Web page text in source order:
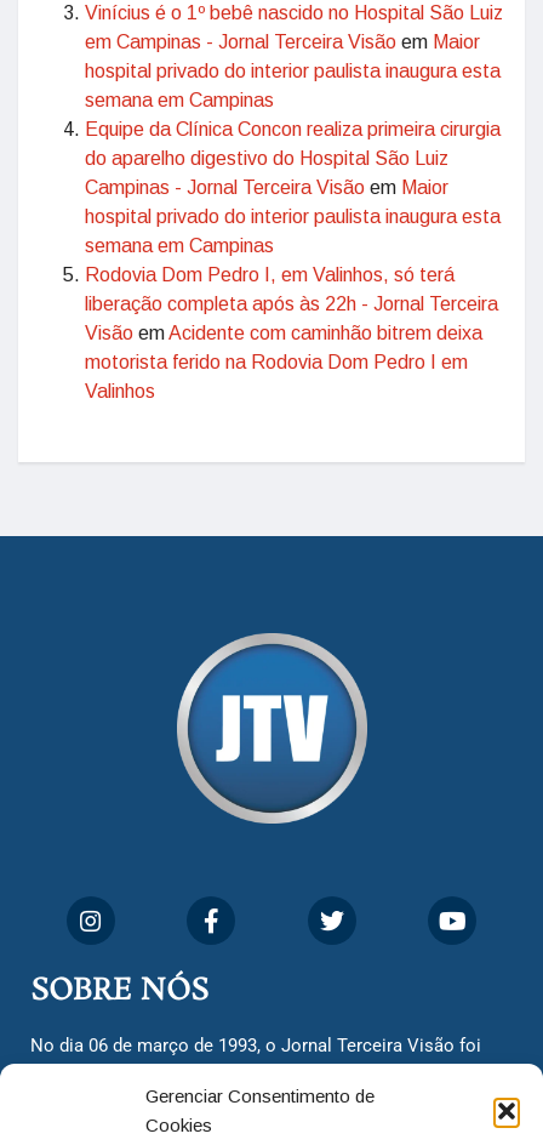
Gerenciar Consentimento de
Cookies
Vinícius é o 1º bebê nascido no Hospital São Luiz
em Campinas - Jornal Terceira Visão em Maior
hospital privado do interior paulista inaugura esta
semana em Campinas
Equipe da Clínica Concon realiza primeira cirurgia
do aparelho digestivo do Hospital São Luiz
Campinas - Jornal Terceira Visão em Maior
hospital privado do interior paulista inaugura esta
semana em Campinas
Rodovia Dom Pedro I, em Valinhos, só terá
liberação completa após às 22h - Jornal Terceira
Visão emAcidente com caminhão bitrem deixa
motorista ferido na Rodovia Dom Pedro I em
Valinhos
SOBRE NÓS
No dia 06 de março de 1993, o Jornal Terceira Visão foi
cidadãos valinhenses, já que naquela época só existiam
dois jornais. Há mais de 30 anos, o jornal continua